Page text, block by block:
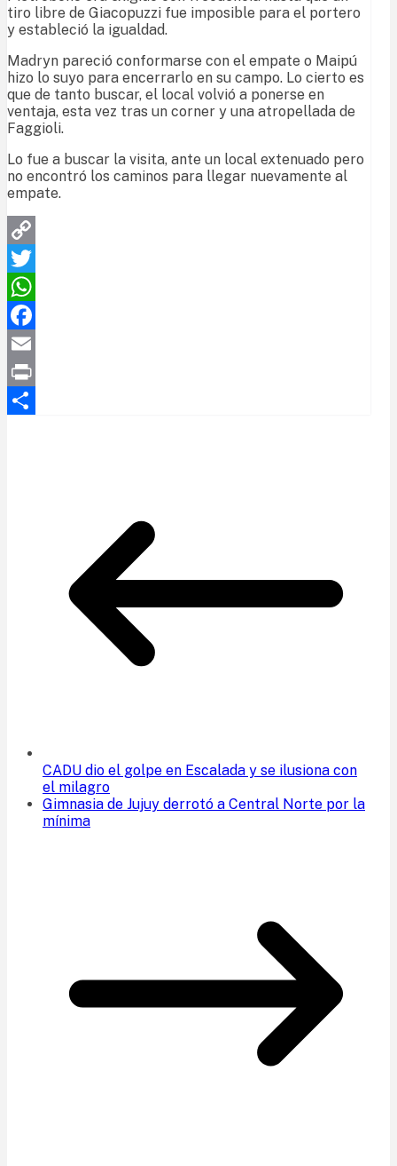
tiro libre de Giacopuzzi fue imposible para el portero
y estableció la igualdad.
Madryn pareció conformarse con el empate o Maipú
hizo lo suyo para encerrarlo en su campo. Lo cierto es
que de tanto buscar, el local volvió a ponerse en
ventaja, esta vez tras un corner y una atropellada de
Faggioli.
Lo fue a buscar la visita, ante un local extenuado pero
no encontró los caminos para llegar nuevamente al
empate.
Copy
Link
Twitter
WhatsApp
Facebook
Email
Print
CADU dio el golpe en Escalada y se ilusiona con
el milagro
Gimnasia de Jujuy derrotó a Central Norte por la
mínima